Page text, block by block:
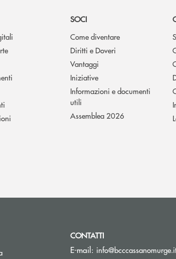
SOCI
Come diventare
Diritti e Doveri
Vantaggi
Iniziative
Informazioni e documenti
utili
Assemblea 2026
CONTATTI
E-mail: